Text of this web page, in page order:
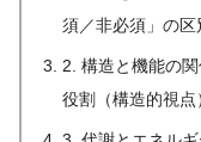
須／非必須」の区
2. 構造と機能の
役割（構造的視点